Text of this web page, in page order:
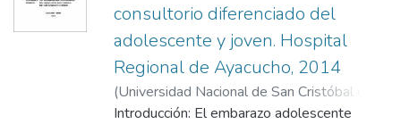
consultorio diferenciado del
adolescente y joven. Hospital
Regional de Ayacucho, 2014
(Universidad Nacional de San Cristóbal de
Huamanga,2016)Palomino Mayhua, Julia
Introducción: El embarazo adolescente